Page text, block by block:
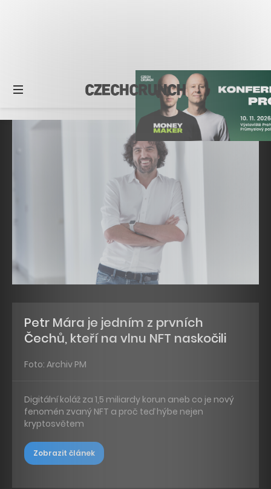
Petr Mára je jedním z prvních
Čechů, kteří na vlnu NFT naskočili
Foto: Archiv PM
Digitální koláž za 1,5 miliardy korun aneb co je nový
fenomén zvaný NFT a proč teď hýbe nejen
kryptosvětem
Zobrazit článek